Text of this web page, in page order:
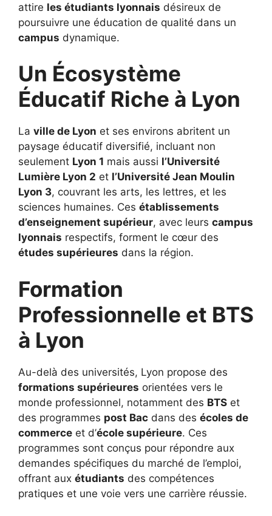
attire les étudiants lyonnais désireux de
poursuivre une éducation de qualité dans un
campus dynamique.
Un Écosystème
Éducatif Riche à Lyon
La ville de Lyon et ses environs abritent un
paysage éducatif diversifié, incluant non
seulement Lyon 1 mais aussi l’Université
Lumière Lyon 2 et l’Université Jean Moulin
Lyon 3, couvrant les arts, les lettres, et les
sciences humaines. Ces établissements
d’enseignement supérieur, avec leurs campus
lyonnais respectifs, forment le cœur des
études supérieures dans la région.
Formation
Professionnelle et BTS
à Lyon
Au-delà des universités, Lyon propose des
formations supérieures orientées vers le
monde professionnel, notamment des BTS et
des programmes post Bac dans des écoles de
commerce et d’école supérieure. Ces
programmes sont conçus pour répondre aux
demandes spécifiques du marché de l’emploi,
offrant aux étudiants des compétences
pratiques et une voie vers une carrière réussie.